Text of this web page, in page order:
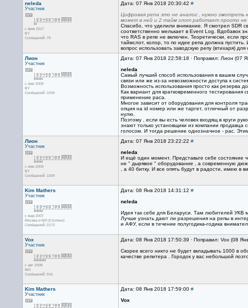
neleda
Участник
с фев 2017
BY
Сообщений: 79
Дата: 07 Янв 2018 20:30:42 #
Цифровая репа это не аналог , нужно смотреть
может в ней и 2 тайм слот работает просто не
Спасибо, что уделили внимание. Я смотрел SDR
соответственно мелькает в Event Log. Вдобавок
что RAS в репе не включен. Теоретически, если
таймслот, колор, то по идее репа должна
вопрос использовать заводскую репу (втихаря) для
Лион
Участник
с июн 2009
BY
Сообщений: 1009
Дата: 07 Янв 2018 22:58:18 · Поправил: Лион (07
neleda
Самый лучший способ использования в вашем
связи или же из-за невозможности доступа к
Возможность использования просто как резерва
Как вариант для кратковременного
применение раса.
Многое зависит от оборудования для контроля
опция на id номер или же таргет, отличный от
нулю.
Поэтому , если вы есть человек входящ в круги
знают только установщики из компании
голосом. И тогда решение однозначное - рас.
Лион
Участник
с июн 2009
BY
Сообщений: 1009
Дата: 07 Янв 2018 23:22:22 #
neleda
И ещё один момент. Представьте себе состояние
не " дырявое " оборудование , а современную
, а 40 битку. И все опять будут в радости, имею в
Kim Mathers
Участник
с мар 2007
Москва и МО (Ступино)
Сообщений: 2173
Дата: 08 Янв 2018 14:31:12 #
neleda
Идея так себе для Беларуси. Там любителей УКВ
Лучше узнать дают ли разрешения на репы в
и АФУ, если в течение полугодика-годика
Vox
Участник
с авг 2008
МО
Сообщений: 916
Дата: 08 Янв 2018 17:50:39 · Поправил: Vox (08
Скорее всего никто не будет вкладывать 1000 в
качестве репитера . Городок у вас небольшой
Kim Mathers
Участник
Дата: 08 Янв 2018 17:59:00 #
Vox